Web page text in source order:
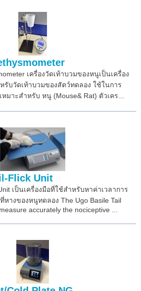
เครื่องวัดเท้าบวมของหนูเป็นเครื่อง
รับวัดเท้าบวมของสัตว์ทดลอง ใช้ในการ
มาะสำหรับ หนู (Mouse& Rat) ตัวเคร...
Flick Unit
เป็นเครื่องมือที่ใช้สำหรับหาค่าเวลาการ
หางของหนูทดลอง The Ugo Basile Tail
accurately the nociceptive ...